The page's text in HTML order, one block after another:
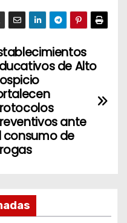
de Alto
ante
consumo de